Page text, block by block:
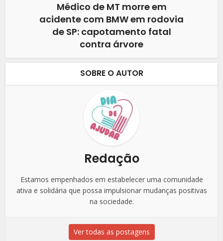
Médico de MT morre em
acidente com BMW em rodovia
de SP: capotamento fatal
contra árvore
SOBRE O AUTOR
Redação
Estamos empenhados em estabelecer uma comunidade
ativa e solidária que possa impulsionar mudanças positivas
na sociedade.
Ver todas as postagens